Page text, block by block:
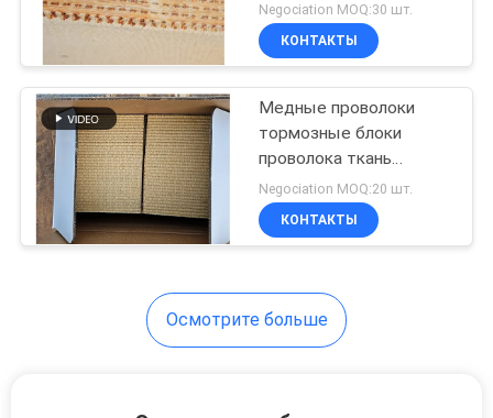
тормозный блок
материал для нефтяных
скважин
Negociation MOQ:30 шт.
КОНТАКТЫ
Медные проволоки
тормозные блоки
проволока ткань
тормозный блок
материал латунь
проволока усиленная
Negociation MOQ:20 шт.
КОНТАКТЫ
Осмотрите больше